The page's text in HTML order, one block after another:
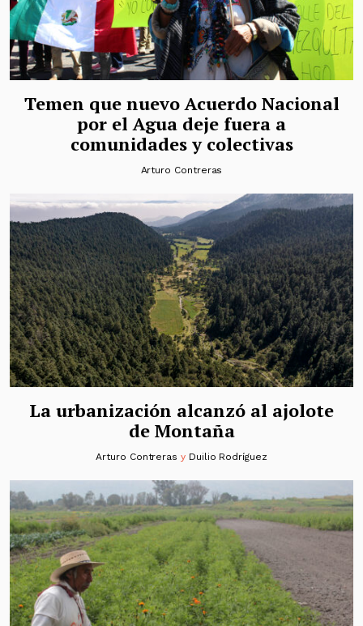
Temen que nuevo Acuerdo Nacional
por el Agua deje fuera a
comunidades y colectivas
Arturo Contreras
La urbanización alcanzó al ajolote
de Montaña
Arturo Contreras y Duilio Rodríguez